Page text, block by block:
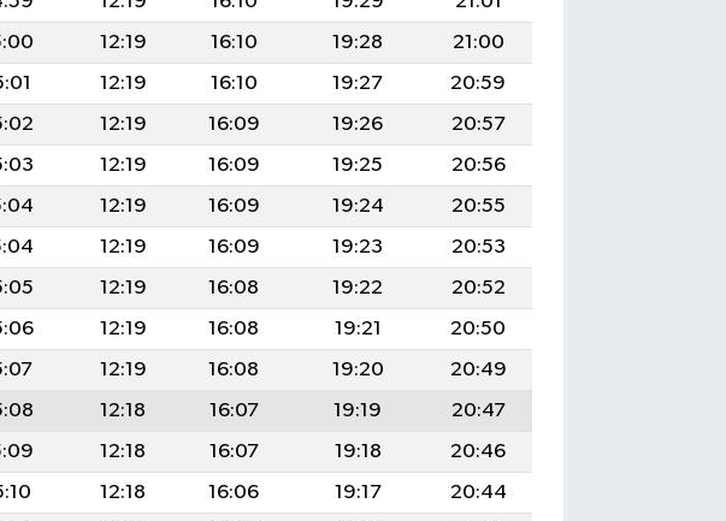
12:19 16:10 19:28
21:00
12:19 16:10 19:27
20:59
12:19 16:09 19:26
20:57
12:19 16:09 19:25
20:56
12:19 16:09 19:24
20:55
12:19 16:09 19:23
20:53
12:19 16:08 19:22
20:52
12:19 16:08 19:21
20:50
12:19 16:08 19:20
20:49
12:18 16:07 19:19
20:47
12:18 16:07 19:18
20:46
12:18 16:06 19:17
20:44